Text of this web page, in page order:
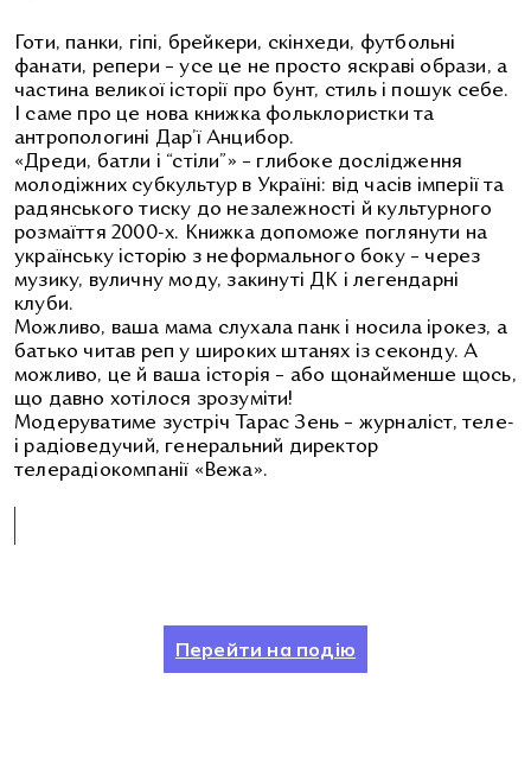
Готи, панки, гіпі, брейкери, скінхеди, футбольні
фанати, репери – усе це не просто яскраві образи, а
частина великої історії про бунт, стиль і пошук себе.
І саме про це нова книжка фольклористки та
антропологині Дар’ї Анцибор.
«Дреди, батли і “стіли”» – глибоке дослідження
молодіжних субкультур в Україні: від часів імперії та
радянського тиску до незалежності й культурного
розмаїття 2000-х. Книжка допоможе поглянути на
українську історію з неформального боку – через
музику, вуличну моду, закинуті ДК і легендарні
клуби.
Можливо, ваша мама слухала панк і носила ірокез, а
батько читав реп у широких штанях із секонду. А
можливо, це й ваша історія – або щонайменше щось,
що давно хотілося зрозуміти!
Модеруватиме зустріч Тарас Зень – журналіст, теле-
і радіоведучий, генеральний директор
телерадіокомпанії «Вежа».
Перейти на подію